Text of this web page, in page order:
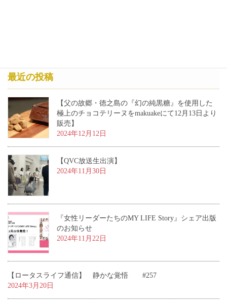
最近の投稿
【父の故郷・徳之島の『幻の純黒糖』を使用した
極上のチョコテリーヌをmakuakeにて12月13日より
販売】
2024年12月12日
【QVC放送生出演】
2024年11月30日
『女性リーダーたちのMY LIFE Story』シェア出版
のお知らせ
2024年11月22日
【ロータスライフ通信】 静かな覚悟 #257
2024年3月20日